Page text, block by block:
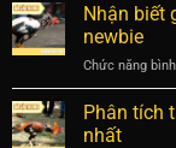
Nhận biết
newbie
Chức năng
Phân tích
nhất